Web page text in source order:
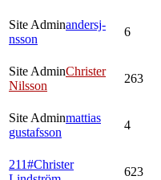
Site Adminandersj-
nsson
6
Site AdminChrister
Nilsson
263
Site Adminmattias
gustafsson
4
211#Christer
623